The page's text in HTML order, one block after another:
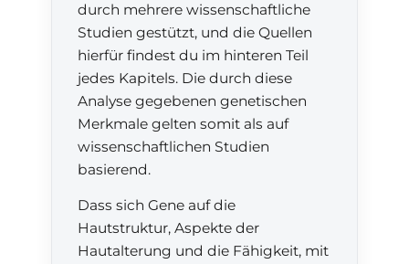
durch mehrere wissenschaftliche
Studien gestützt, und die Quellen
hierfür findest du im hinteren Teil
jedes Kapitels. Die durch diese
Analyse gegebenen genetischen
Merkmale gelten somit als auf
wissenschaftlichen Studien
basierend.
Dass sich Gene auf die
Hautstruktur, Aspekte der
Hautalterung und die Fähigkeit, mit